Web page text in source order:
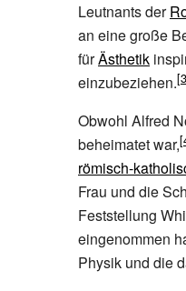
Leutnants der
an eine große
fürÄsthetik
einzubeziehen.
Obwohl Alfred
beheimatet war,
römisch-
Frau und die
Feststellung
eingenommen
Physik und die